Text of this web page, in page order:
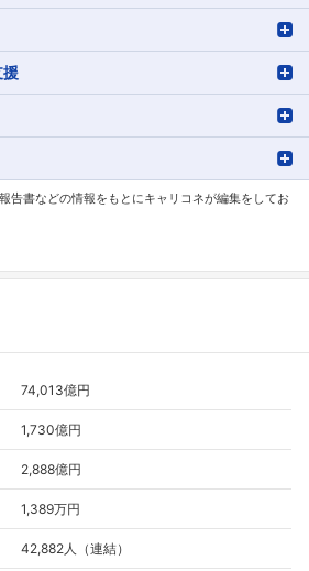
援
告書などの情報をもとにキャリコネが編集をしてお
74,013億円
1,730億円
2,888億円
1,389万円
42,882人（連結）